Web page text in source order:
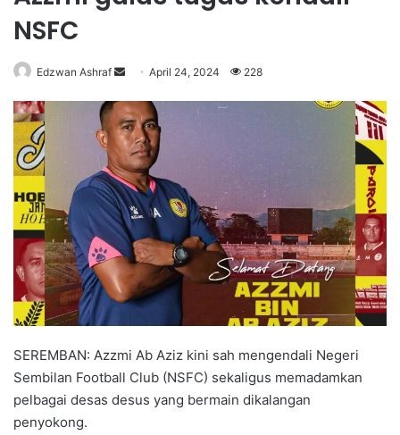
NSFC
Edzwan Ashraf
n
d
a
n
e
m
a
i
April 24, 2024 228
SEREMBAN: Azzmi Ab Aziz kini sah mengendali Negeri
Sembilan Football Club (NSFC) sekaligus memadamkan
pelbagai desas desus yang bermain dikalangan
penyokong.